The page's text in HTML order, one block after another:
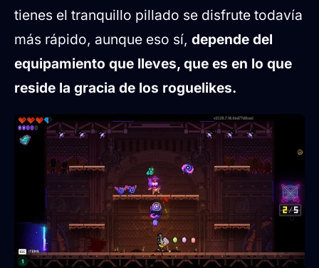
tienes el tranquillo pillado se disfrute todavía
más rápido, aunque eso sí, depende del
equipamiento que lleves, que es en lo que
reside la gracia de los roguelikes.